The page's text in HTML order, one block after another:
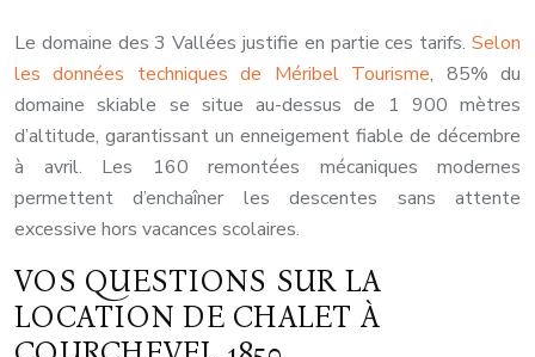
Le domaine des 3 Vallées justifie en partie ces tarifs. Selon
les données techniques de Méribel Tourisme, 85% du
domaine skiable se situe au-dessus de 1 900 mètres
d’altitude, garantissant un enneigement fiable de décembre
à avril. Les 160 remontées mécaniques modernes
permettent d’enchaîner les descentes sans attente
excessive hors vacances scolaires.
VOS QUESTIONS SUR LA
LOCATION DE CHALET À